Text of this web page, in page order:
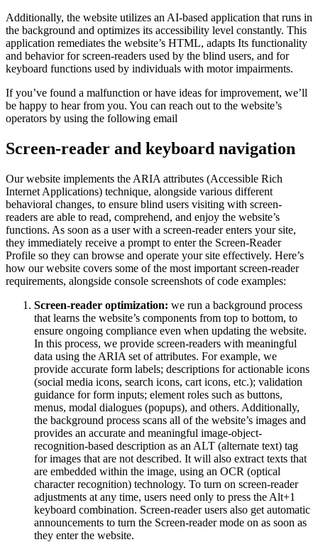
Additionally, the website utilizes an AI-based application that runs in
the background and optimizes its accessibility level constantly. This
application remediates the website’s HTML, adapts Its functionality
and behavior for screen-readers used by the blind users, and for
keyboard functions used by individuals with motor impairments.
If you’ve found a malfunction or have ideas for improvement, we’ll
be happy to hear from you. You can reach out to the website’s
operators by using the following email
Screen-reader and keyboard navigation
Our website implements the ARIA attributes (Accessible Rich
Internet Applications) technique, alongside various different
behavioral changes, to ensure blind users visiting with screen-
readers are able to read, comprehend, and enjoy the website’s
functions. As soon as a user with a screen-reader enters your site,
they immediately receive a prompt to enter the Screen-Reader
Profile so they can browse and operate your site effectively. Here’s
how our website covers some of the most important screen-reader
requirements, alongside console screenshots of code examples:
Screen-reader optimization: we run a background process
that learns the website’s components from top to bottom, to
ensure ongoing compliance even when updating the website.
In this process, we provide screen-readers with meaningful
data using the ARIA set of attributes. For example, we
provide accurate form labels; descriptions for actionable icons
(social media icons, search icons, cart icons, etc.); validation
guidance for form inputs; element roles such as buttons,
menus, modal dialogues (popups), and others. Additionally,
the background process scans all of the website’s images and
provides an accurate and meaningful image-object-
recognition-based description as an ALT (alternate text) tag
for images that are not described. It will also extract texts that
are embedded within the image, using an OCR (optical
character recognition) technology. To turn on screen-reader
adjustments at any time, users need only to press the Alt+1
keyboard combination. Screen-reader users also get automatic
announcements to turn the Screen-reader mode on as soon as
they enter the website.